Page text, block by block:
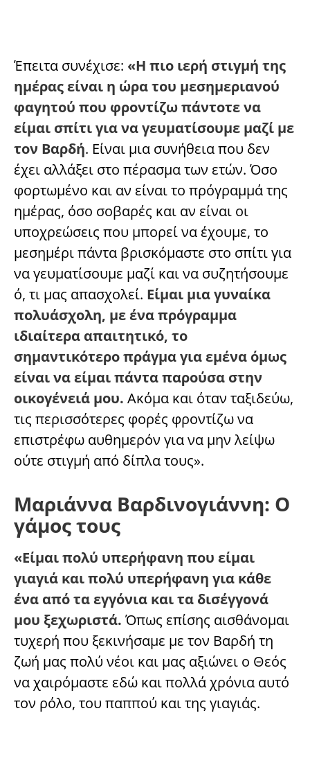
Έπειτα συνέχισε: «Η πιο ιερή στιγμή της
ημέρας είναι η ώρα του μεσημεριανού
φαγητού που φροντίζω πάντοτε να
είμαι σπίτι για να γευματίσουμε μαζί με
τον Βαρδή. Είναι μια συνήθεια που δεν
έχει αλλάξει στο πέρασμα των ετών. Όσο
φορτωμένο και αν είναι το πρόγραμμά της
ημέρας, όσο σοβαρές και αν είναι οι
υποχρεώσεις που μπορεί να έχουμε, το
μεσημέρι πάντα βρισκόμαστε στο σπίτι για
να γευματίσουμε μαζί και να συζητήσουμε
ό, τι μας απασχολεί. Είμαι μια γυναίκα
πολυάσχολη, με ένα πρόγραμμα
ιδιαίτερα απαιτητικό, το
σημαντικότερο πράγμα για εμένα όμως
είναι να είμαι πάντα παρούσα στην
οικογένειά μου. Ακόμα και όταν ταξιδεύω,
τις περισσότερες φορές φροντίζω να
επιστρέφω αυθημερόν για να μην λείψω
ούτε στιγμή από δίπλα τους».
Μαριάννα Βαρδινογιάννη: Ο
γάμος τους
«Είμαι πολύ υπερήφανη που είμαι
γιαγιά και πολύ υπερήφανη για κάθε
ένα από τα εγγόνια και τα δισέγγονά
μου ξεχωριστά. Όπως επίσης αισθάνομαι
τυχερή που ξεκινήσαμε με τον Βαρδή τη
ζωή μας πολύ νέοι και μας αξιώνει ο Θεός
να χαιρόμαστε εδώ και πολλά χρόνια αυτό
τον ρόλο, του παππού και της γιαγιάς.